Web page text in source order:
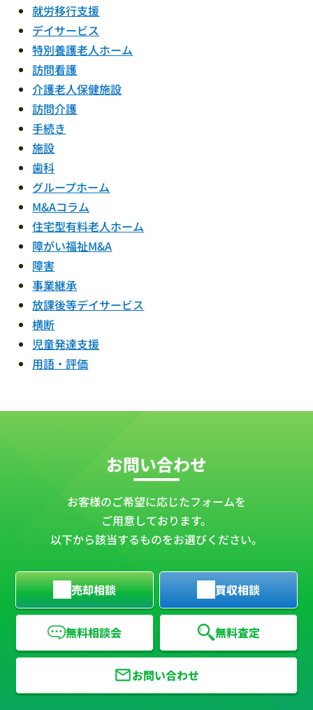
就労移行支援
デイサービス
特別養護老人ホーム
訪問看護
介護老人保健施設
訪問介護
手続き
施設
歯科
グループホーム
M&Aコラム
住宅型有料老人ホーム
障がい福祉M&A
障害
事業継承
放課後等デイサービス
横断
児童発達支援
用語・評価
お問い合わせ
お客様のご希望に応じたフォームを
ご用意しております。
以下から該当するものをお選びください。
売却相談 買収相談
無料相談会 無料査定
お問い合わせ